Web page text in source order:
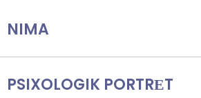
NIMA
PSIXOLOGIK PORTRЕT